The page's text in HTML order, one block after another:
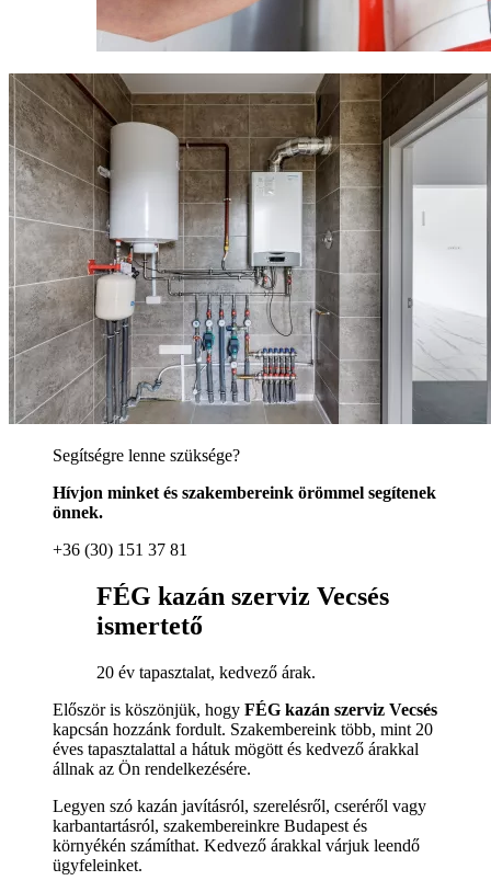
Segítségre lenne szüksége?
Hívjon minket és szakembereink örömmel segítenek
önnek.
+36 (30) 151 37 81
FÉG kazán szerviz Vecsés
ismertető
20 év tapasztalat, kedvező árak.
Először is köszönjük, hogy FÉG kazán szerviz Vecsés
kapcsán hozzánk fordult. Szakembereink több, mint 20
éves tapasztalattal a hátuk mögött és kedvező árakkal
állnak az Ön rendelkezésére.
Legyen szó kazán javításról, szerelésről, cseréről vagy
karbantartásról, szakembereinkre Budapest és
környékén számíthat. Kedvező árakkal várjuk leendő
ügyfeleinket.